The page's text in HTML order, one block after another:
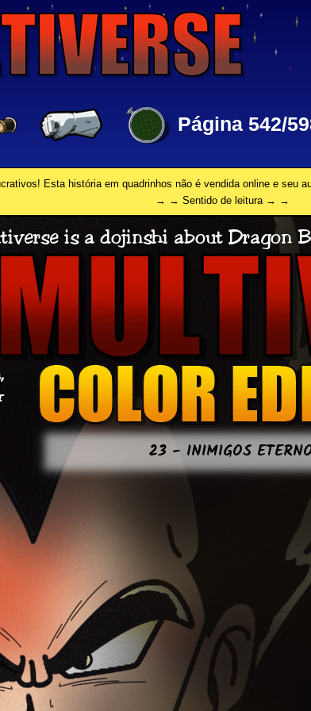
Página 542/
Esta história em quadrinhos não é vendida online e seu
→ → Sentido de leitura → →
23 - INI­MI­GOS